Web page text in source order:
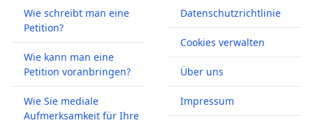
Wie schreibt man eine
Petition?
Wie kann man eine
Petition voranbringen?
Wie Sie mediale
Aufmerksamkeit für Ihre
Datenschutzrichtlinie
Cookies verwalten
Über uns
Impressum